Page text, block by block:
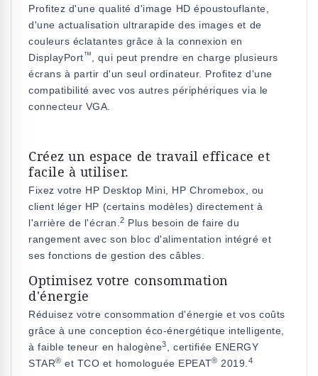
Profitez d'une qualité d'image HD époustouflante,
d'une actualisation ultrarapide des images et de
couleurs éclatantes grâce à la connexion en
DisplayPort™, qui peut prendre en charge plusieurs
écrans à partir d'un seul ordinateur. Profitez d'une
compatibilité avec vos autres périphériques via le
connecteur VGA.
Créez un espace de travail efficace et
facile à utiliser.
Fixez votre HP Desktop Mini, HP Chromebox, ou
client léger HP (certains modèles) directement à
l'arrière de l'écran.2 Plus besoin de faire du
rangement avec son bloc d'alimentation intégré et
ses fonctions de gestion des câbles.
Optimisez votre consommation
d'énergie
Réduisez votre consommation d'énergie et vos coûts
grâce à une conception éco-énergétique intelligente,
à faible teneur en halogène3, certifiée ENERGY
STAR® et TCO et homologuée EPEAT® 2019.4